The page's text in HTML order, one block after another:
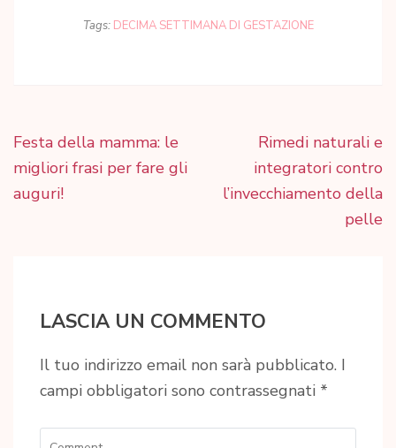
Tags: DECIMA SETTIMANA DI GESTAZIONE
Navigazione
articoli
Festa della mamma: le
migliori frasi per fare gli
auguri!
Rimedi naturali e
integratori contro
l’invecchiamento della
pelle
LASCIA UN COMMENTO
Il tuo indirizzo email non sarà pubblicato. I
campi obbligatori sono contrassegnati *
Comment